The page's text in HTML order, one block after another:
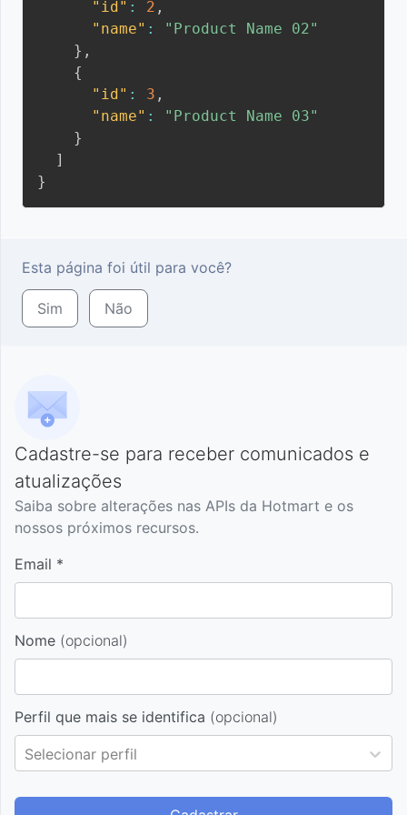
"id" : 2 ,
"name" :
"Product Name 02"
} ,
{
"id" : 3 ,
"name" :
"Product Name 03"
}
]
}
Esta página foi útil para você?
Sim Não
Cadastre-se para receber comunicados e
atualizações
Saiba sobre alterações nas APIs da Hotmart e os
nossos próximos recursos.
Email *
Nome (opcional)
Perfil que mais se identifica (opcional)
Selecionar perfil
Idioma
Português Brasil